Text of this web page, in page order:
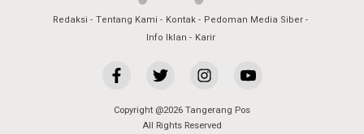
Redaksi Tentang Kami Kontak
Pedoman Media Siber
Info Iklan
Karir
Copyright @2026 Tangerang Pos
All Rights Reserved